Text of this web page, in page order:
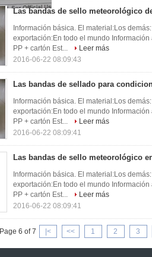
Las bandas de sello meteorológico
Información básica. El material:Los
exportación:En todo el mundo
PP + cartón Est...
Leer más
2016-06-22 08:09:43
Las bandas de sellado para
Información básica. El material:Los
exportación:En todo el mundo
PP + cartón Est...
Leer más
2016-06-22 08:09:41
Las bandas de sello meteorológico
Información básica. El material:Los
exportación:En todo el mundo
PP + cartón Est...
Leer más
2016-06-22 08:09:41
Page 6 of 7 |< << 1 2 3